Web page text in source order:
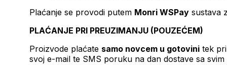
Plaćanje se provodi putem Monri WSPay sustava
PLAĆANJE PRI PREUZIMANJU (POUZEĆEM)
Proizvode plaćate samo novcem u gotovini tek
svoj e-mail te SMS poruku na dan dostave sa svim